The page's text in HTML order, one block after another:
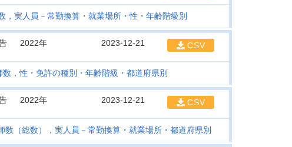
，実人員－常勤換算・就業場所・性・年齢階級別
2022年 2023-12-21 CSV
数，性・免許の種別・年齢階級・都道府県別
2022年 2023-12-21 CSV
数（総数），実人員－常勤換算・就業場所・都道府県別